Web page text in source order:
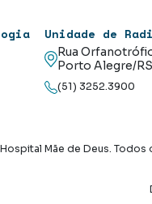
Unidade de
Rua
Porto Alegre/RS
(51) 3252.3900
Hospital Mãe de Deus.